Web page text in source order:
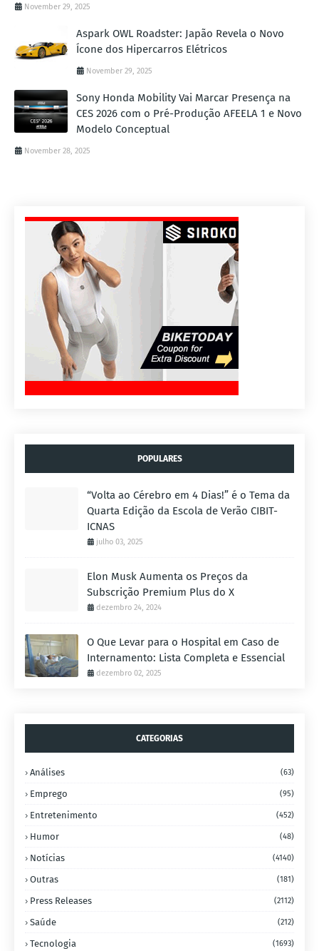
November 29, 2025
Aspark OWL Roadster: Japão Revela o Novo
Ícone dos Hipercarros Elétricos
November 29, 2025
Sony Honda Mobility Vai Marcar Presença na
CES 2026 com o Pré-Produção AFEELA 1 e Novo
Modelo Conceptual
November 28, 2025
POPULARES
“Volta ao Cérebro em 4 Dias!” é o Tema da
Quarta Edição da Escola de Verão CIBIT-
ICNAS
julho 03, 2025
Elon Musk Aumenta os Preços da
Subscrição Premium Plus do X
dezembro 24, 2024
O Que Levar para o Hospital em Caso de
Internamento: Lista Completa e Essencial
dezembro 02, 2025
CATEGORIAS
Análises (63)
Emprego (95)
Entretenimento (452)
Humor (48)
Notícias (4140)
Outras (181)
Press Releases (2112)
Saúde (212)
Tecnologia (1693)